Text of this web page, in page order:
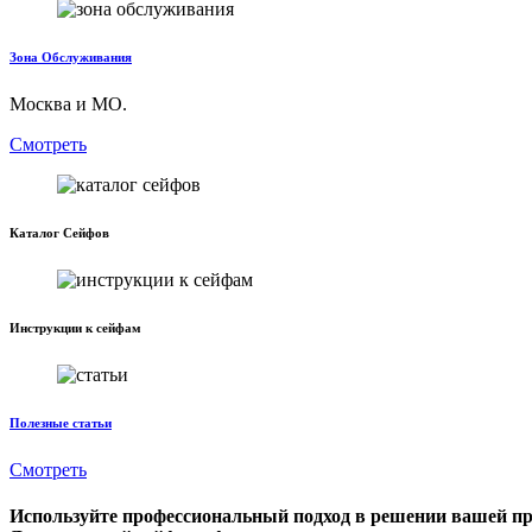
Зона Обслуживания
Москва и МО.
Смотреть
Каталог Сейфов
Инструкции к сейфам
Полезные статьи
Смотреть
Используйте профессиональный подход в решении вашей